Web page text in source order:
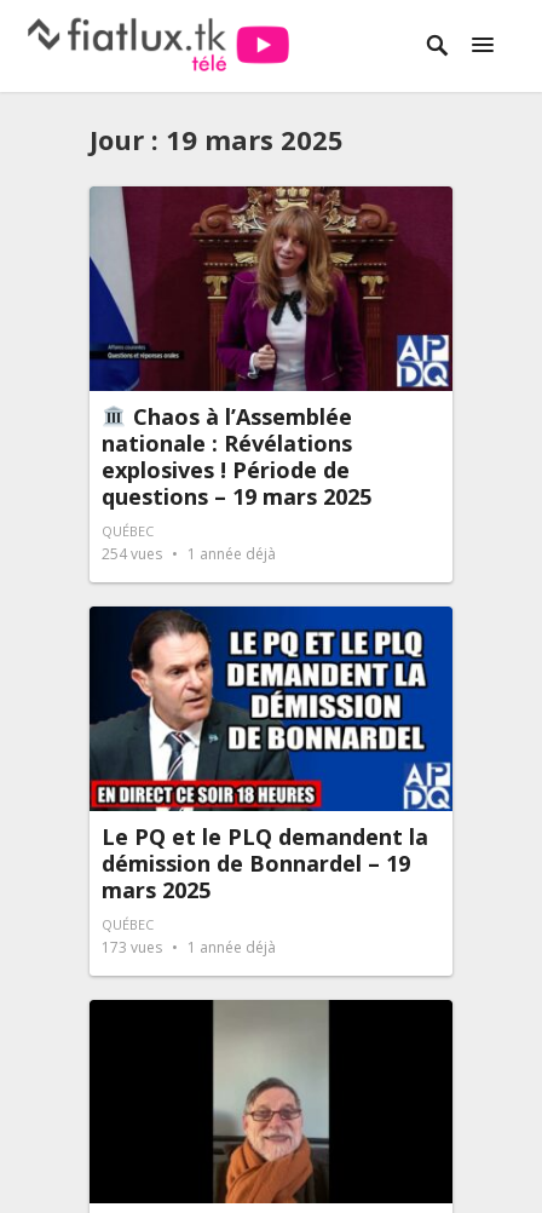
Jour : 19 mars 2025
Chaos à l’Assemblée
nationale : Révélations
explosives ! Période de
questions – 19 mars 2025
QUÉBEC
254vues 1 année déjà
Le PQ et le PLQ demandent la
démission de Bonnardel – 19
mars 2025
QUÉBEC
173 vues 1 année déjà